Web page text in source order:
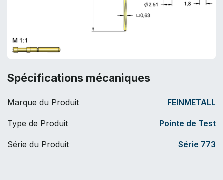
Spécifications mécaniques
Marque du Produit FEINMETALL
Type de Produit Pointe de Test
Série du Produit Série 773